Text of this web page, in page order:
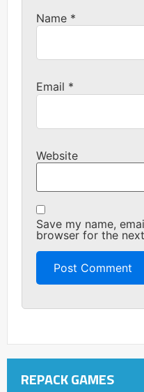
Name *
Email *
Website
Save my name,
browser for the
REPACK GAMES